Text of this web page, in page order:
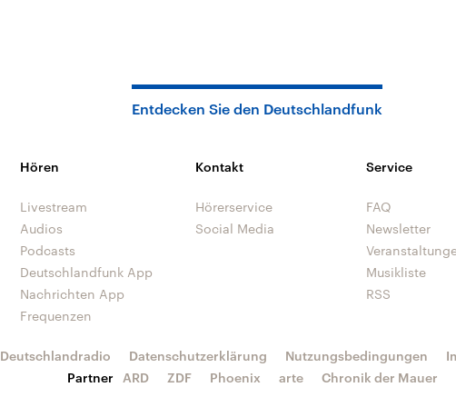
Entdecken Sie den Deutschlandfunk
Hören
Livestream
Audios
Podcasts
Deutschlandfunk App
Nachrichten App
Frequenzen
Kontakt
Hörerservice
Social Media
Service
FAQ
Newsletter
Musikliste
RSS
Deutschlandradio Datenschutzerklärung Nutzungsbedingungen
Partner
ARD ZDF Phoenix arte Chronik der Mauer